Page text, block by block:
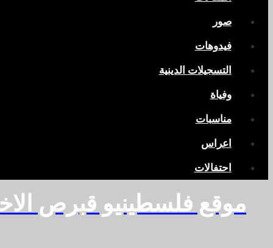
صور
فيدوهات
التسجيلات الدينية
وفياة
مناسبات
اعراس
احتفالات
موقع فلسطينيو قبرص